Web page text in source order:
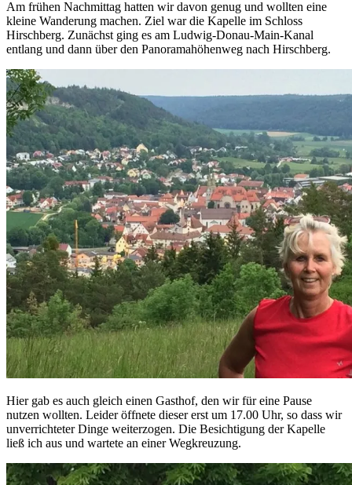
Am frühen Nachmittag hatten wir davon genug und wollten eine
kleine Wanderung machen. Ziel war die Kapelle im Schloss
Hirschberg. Zunächst ging es am Ludwig-Donau-Main-Kanal
entlang und dann über den Panoramahöhenweg nach Hirschberg.
Hier gab es auch gleich einen Gasthof, den wir für eine Pause
nutzen wollten. Leider öffnete dieser erst um 17.00 Uhr, so dass wir
unverrichteter Dinge weiterzogen. Die Besichtigung der Kapelle
ließ ich aus und wartete an einer Wegkreuzung.